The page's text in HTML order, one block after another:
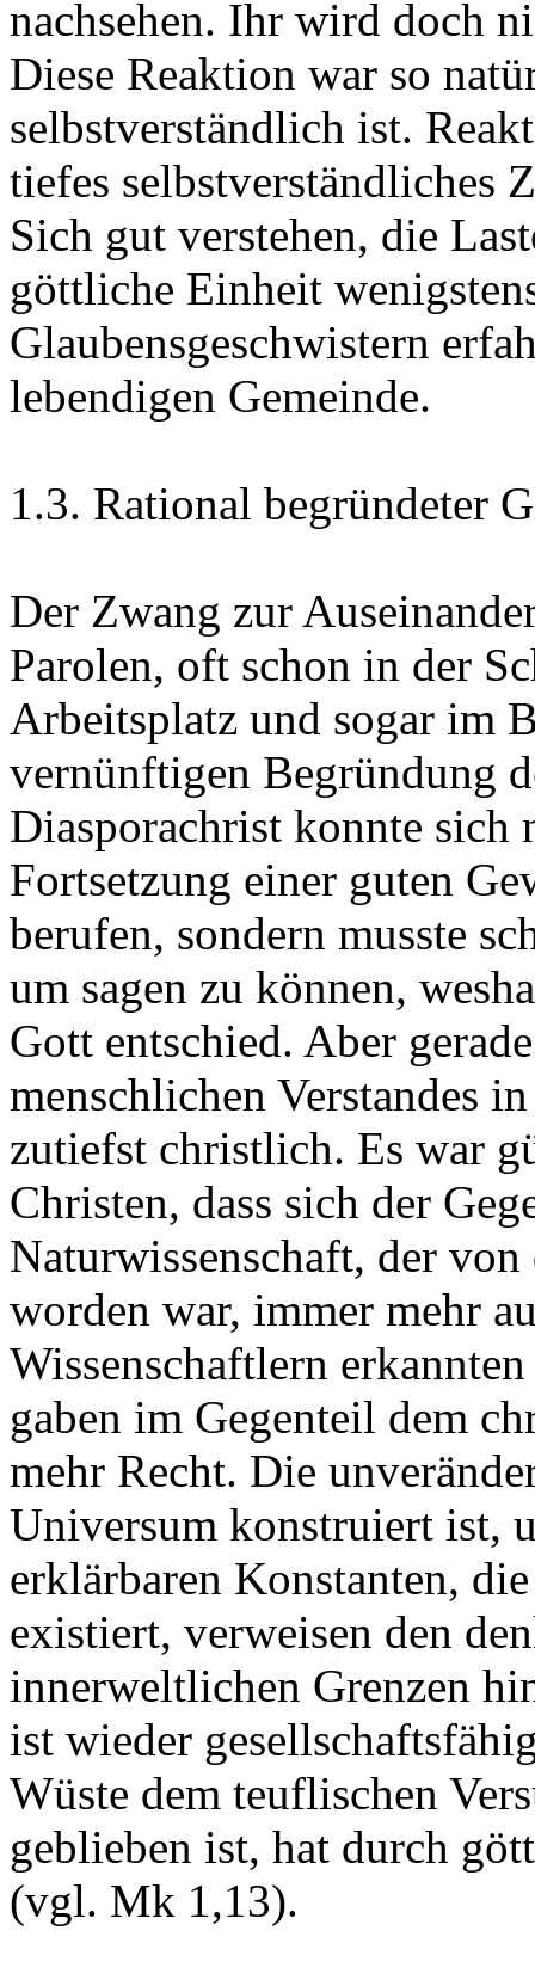
nachsehen. Ihr wird doch
Diese Reaktion war so
selbstverständlich ist.
tiefes selbstverständliches
Sich gut verstehen, die
göttliche Einheit
Glaubensgeschwistern
lebendigen Gemeinde.
1.3. Rational begründeter
Der Zwang zur
Parolen, oft schon in der
Arbeitsplatz und sogar im
vernünftigen Begründung
Diasporachrist konnte
Fortsetzung einer guten
berufen, sondern musste
um sagen zu können,
Gott entschied. Aber
menschlichen Verstandes
zutiefst christlich. Es war
Christen, dass sich der
Naturwissenschaft, der
worden war, immer mehr
Wissenschaftlern
gaben im Gegenteil dem
mehr Recht. Die
Universum konstruiert ist,
erklärbaren Konstanten,
existiert, verweisen den
innerweltlichen Grenzen
ist wieder
Wüste dem teuflischen
geblieben ist, hat durch
(vgl. Mk 1,13).